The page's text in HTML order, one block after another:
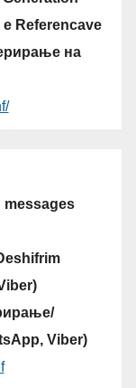
Referencave
на
messages
Viber)